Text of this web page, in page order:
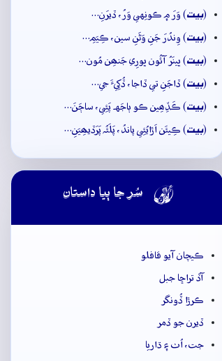
(بيت) وَرَ ۾ ڪونِهي وَرُ، ڏيرَنِ…
(بيت) وِندُرَ جَنِ وَڻَنِ سين، ڪِيَمِ…
(بيت) ڀينَرُ آئُون ڀورِي جَنھِن مُون…
(بيت) ڏاجَنِ تي ڏاجا، ڏُکِيءَ جي…
(بيت) ڪَڏِھِين ڪو ٻاجَهہ پَئِي، ساڄَنَ…
(بيت) ڪِيئَن اَڙايُئِي پاندُ، پَلَئُہ پَرَڏيھِيَنِ…
 سُر جا ٻيا داستان
ڪيچان آيو قافلو
آڏ تراڇا جبل
ڪرڙا ڏُونگر
ڏيرن جو ڏمر
جت، اُٺ ۽ ڌاريا